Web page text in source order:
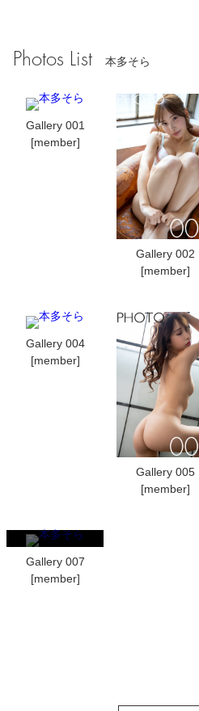
Photos List 本多そら
Gallery 001
[member]
Gallery 002
[member]
Gallery 004
[member]
Gallery 005
[member]
Gallery 007
[member]